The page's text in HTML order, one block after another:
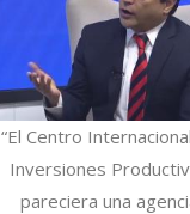
“El Centro
Inversiones
pareciera una